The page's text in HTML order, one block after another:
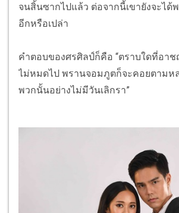
จนสิ้นซากไปแล้ว ต่อจากนี้เขายังจะไ
อีกหรือเปล่า
คำตอบของศรศิลป์ก็คือ “ตราบใดที่อา
ไม่หมดไป พรานจอมภูตก็จะคอยตาม
พวกนั้นอย่างไม่มีวันเลิกรา”